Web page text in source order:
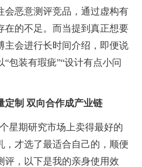
会恶意测评竞品，通过虚构有
在的不足。而当提到真正想要
主会进行长时间介绍，即便说
包装有瑕疵”“设计有点小问
制 双向合作成产业链
期研究市场上卖得最好的
，才选了最适合自己的，顺便
评，以下是我的亲身使用效